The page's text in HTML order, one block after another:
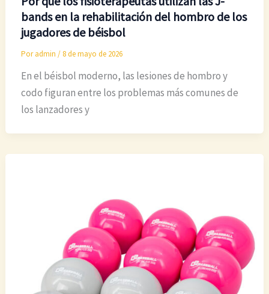
bands en la rehabilitación del hombro de los
jugadores de béisbol
Poradmin / 8 de mayo de 2026
En el béisbol moderno, las lesiones de hombro y
codo figuran entre los problemas más comunes de
los lanzadores y